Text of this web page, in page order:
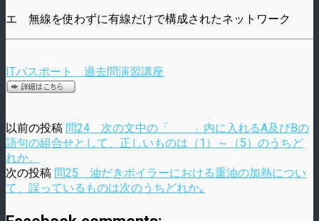
エ 無線を使わずに有線だけで構成されたネットワーク
ITパスポート 過去問演習講座
以前の投稿 問24 次の文中の「 」内に入れるA及びBの
語句の組合せとして、正しいものは（1）～（5）のうちど
れか。
次の投稿 問25 油だきボイラーにおける重油の加熱につい
て、誤っているものは次のうちどれか｡